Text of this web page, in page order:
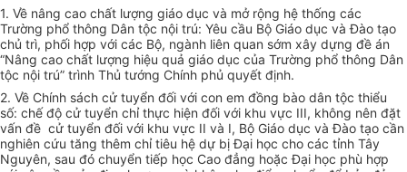
1. Về nâng cao chất lượng giáo dục và mở rộng hệ thống các
Trường phổ thông Dân tộc nội trú: Yêu cầu Bộ Giáo dục và Đào tạo
chủ trì, phối hợp với các Bộ, ngành liên quan sớm xây dựng đề án
“Nâng cao chất lượng hiệu quả giáo dục của Trường phổ thông Dân
tộc nội trú” trình Thủ tướng Chính phủ quyết định.
2. Về Chính sách cử tuyển đối với con em đồng bào dân tộc thiểu
số: chế độ cử tuyển chỉ thực hiện đối với khu vực III, không nên đặt
vấn đề cử tuyển đối với khu vực II và I, Bộ Giáo dục và Đào tạo cần
nghiên cứu tăng thêm chỉ tiêu hệ dự bị Đại học cho các tỉnh Tây
Nguyên, sau đó chuyển tiếp học Cao đẳng hoặc Đại học phù hợp